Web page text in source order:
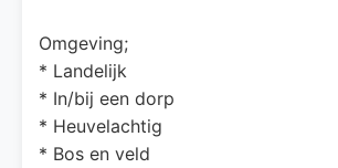
Omgeving;
* Landelijk
* In/bij een dorp
* Heuvelachtig
* Bos en veld